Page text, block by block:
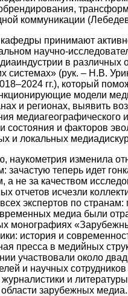
коммуникации
принимают
научно-
в различных
системах» (рук. – Н.В.
гг.), который
модели
и регионах, выявить
медиагеографического
состояния и факторов
и локальных
наукометрия изменила
зачастую теперь идет
а не за качеством
отчетов исчезли
экспертов по странам:
медиа были
монографиях
история и
пресса в медийных
участвовали около
и научных
и
области зарубежных медиа.